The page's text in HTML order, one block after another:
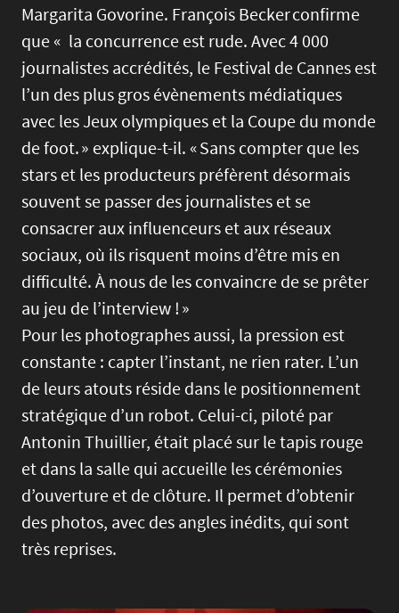
Margarita Govorine. François Becker confirme
que « la concurrence est rude. Avec 4 000
journalistes accrédités, le Festival de Cannes est
l’un des plus gros évènements médiatiques
avec les Jeux olympiques et la Coupe du monde
de foot. » explique-t-il. « Sans compter que les
stars et les producteurs préfèrent désormais
souvent se passer des journalistes et se
consacrer aux influenceurs et aux réseaux
sociaux, où ils risquent moins d’être mis en
difficulté. À nous de les convaincre de se prêter
au jeu de l’interview ! »
Pour les photographes aussi, la pression est
constante : capter l’instant, ne rien rater. L’un
de leurs atouts réside dans le positionnement
stratégique d’un robot. Celui-ci, piloté par
Antonin Thuillier, était placé sur le tapis rouge
et dans la salle qui accueille les cérémonies
d’ouverture et de clôture. Il permet d’obtenir
des photos, avec des angles inédits, qui sont
très reprises.